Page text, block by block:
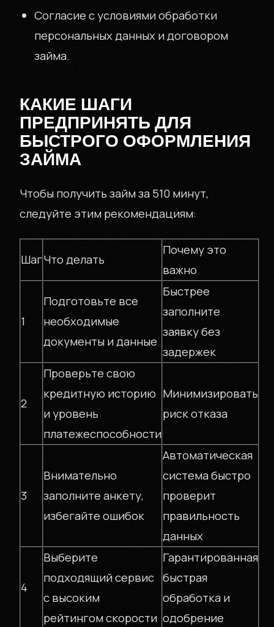
О КОМПАНИИ
INVPOL.RU
КОНТАКТЫ
ЗАЙМЫ БЕЗ
СЮРПРИЗОВ
+7 (999) 000-00-00
Москва
Согласие с условиями обработки
персональных данных и договором
займа.
КАКИЕ ШАГИ
ПРЕДПРИНЯТЬ ДЛЯ
БЫСТРОГО ОФОРМЛЕНИЯ
ЗАЙМА
Чтобы получить займ за 510 минут,
следуйте этим рекомендациям:
ШагЧто делать
Почему это
важно
1
Подготовьте все
необходимые
документы и данные
Быстрее
заполните
заявку без
задержек
2
Проверьте свою
кредитную историю
и уровень
платежеспособности
Минимизировать
риск отказа
3
Внимательно
заполните анкету,
избегайте ошибок
Автоматическая
система быстро
проверит
правильность
данных
4
Выберите
подходящий сервис
с высоким
рейтингом скорости
Гарантированная
быстрая
обработка и
одобрение